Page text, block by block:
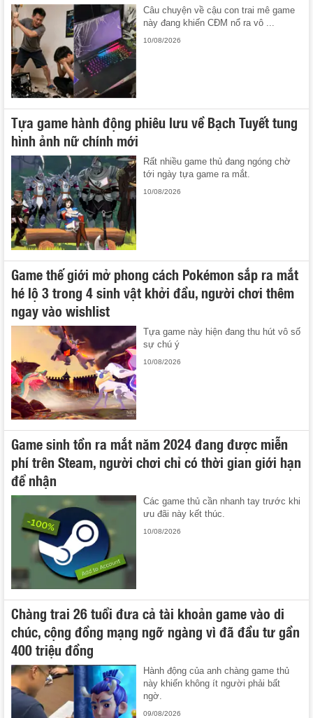
Câu chuyện về cậu con trai mê game
này đang khiến CĐM nổ ra vô ...
10/08/2026
Tựa game hành động phiêu lưu về Bạch Tuyết tung
hình ảnh nữ chính mới
Rất nhiều game thủ đang ngóng chờ
tới ngày tựa game ra mắt.
10/08/2026
Game thế giới mở phong cách Pokémon sắp ra mắt
hé lộ 3 trong 4 sinh vật khởi đầu, người chơi thêm
ngay vào wishlist
Tựa game này hiện đang thu hút vô số
sự chú ý
10/08/2026
Game sinh tồn ra mắt năm 2024 đang được miễn
phí trên Steam, người chơi chỉ có thời gian giới hạn
để nhận
Các game thủ cần nhanh tay trước khi
ưu đãi này kết thúc.
10/08/2026
Chàng trai 26 tuổi đưa cả tài khoản game vào di
chúc, cộng đồng mạng ngỡ ngàng vì đã đầu tư gần
400 triệu đồng
Hành động của anh chàng game thủ
này khiến không ít người phải bất
ngờ.
09/08/2026